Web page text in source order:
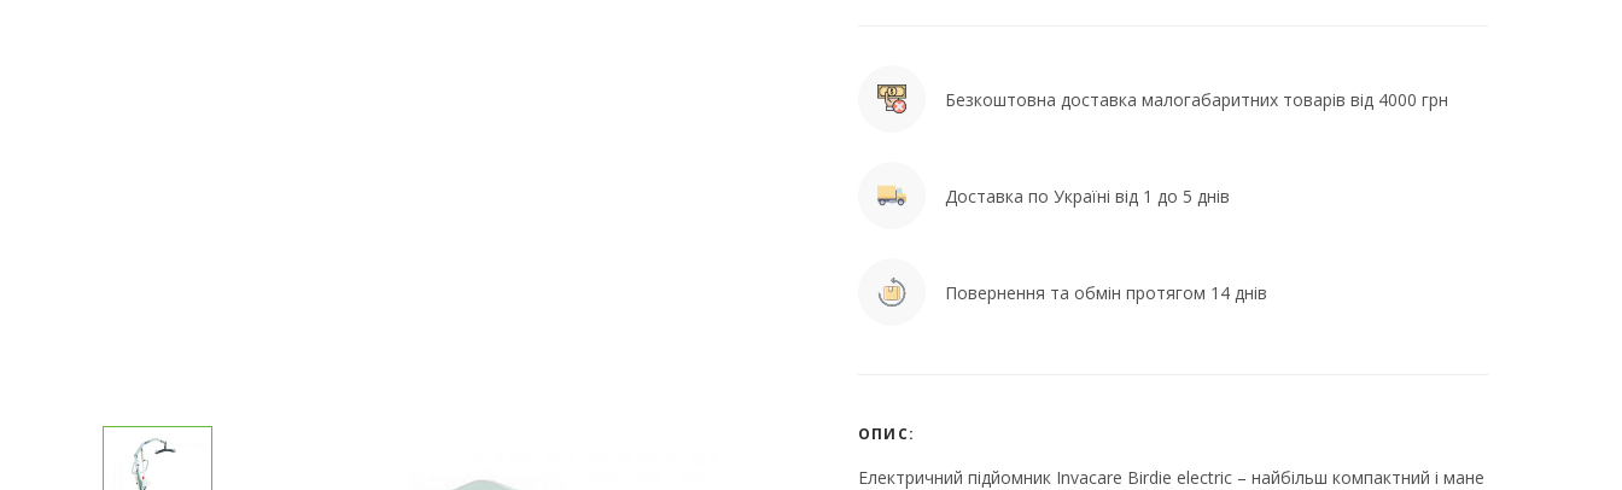
Безкоштовна доставка малогабаритних товарів від 4000 грн
Доставка по Україні від 1 до 5 днів
Повернення та обмін протягом 14 днів
ОПИС:
Електричний підйомник Invacare Birdie electric – найбільш компактний і мане